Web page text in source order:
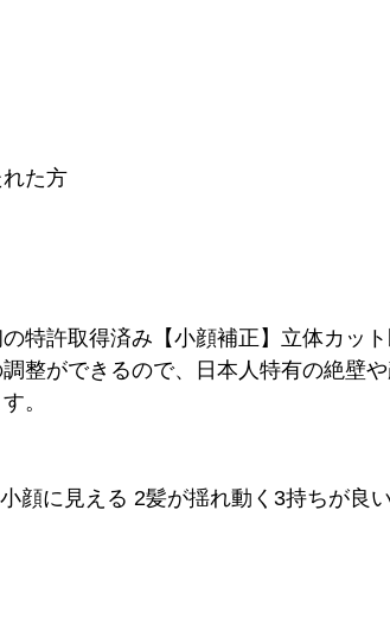
た方
特許取得済み【小顔補正】立体カッ
整ができるので、日本人特有の絶壁
。
に見える 2髪が揺れ動く3持ちが良